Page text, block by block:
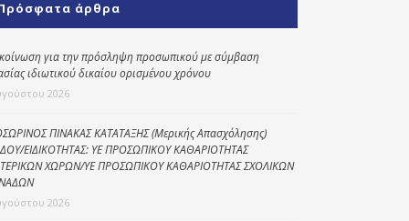
Kοινωνικό
φαρμακείο
Πρόγραμμα
“Βοήθεια στο σπίτι”
Κέντρο Ημερήσιας
Φροντίδας
άρθρα
για την πρόσληψη προσωπικού με σύμβαση
ιδιωτικού δικαίου ορισμένου χρόνου
2026
ΠΙΝΑΚΑΣ ΚΑΤΑΤΑΞΗΣ (Μερικής Απασχόλησης)
ΕΙΔΙΚΟΤΗΤΑΣ: ΥΕ ΠΡΟΣΩΠΙΚΟΥ ΚΑΘΑΡΙΟΤΗΤΑΣ
ΧΩΡΩΝ/ΥΕ ΠΡΟΣΩΠΙΚΟΥ ΚΑΘΑΡΙΟΤΗΤΑΣ ΣΧΟΛΙΚΩΝ
2026